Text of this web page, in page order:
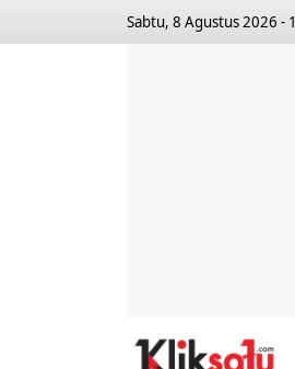
Sabtu, 8 Agustus 2026 -